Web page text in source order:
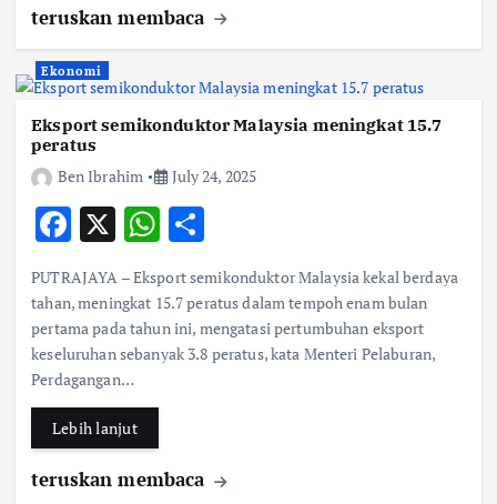
teruskan membaca
Ekonomi
Eksport semikonduktor Malaysia meningkat 15.7
peratus
Ben Ibrahim
July 24, 2025
F
ac
e
b
o
o
k
X W
at
s
A
h
ar
e
PUTRAJAYA – Eksport semikonduktor Malaysia kekal berdaya
tahan, meningkat 15.7 peratus dalam tempoh enam bulan
pertama pada tahun ini, mengatasi pertumbuhan eksport
keseluruhan sebanyak 3.8 peratus, kata Menteri Pelaburan,
Perdagangan…
Lebih lanjut
teruskan membaca